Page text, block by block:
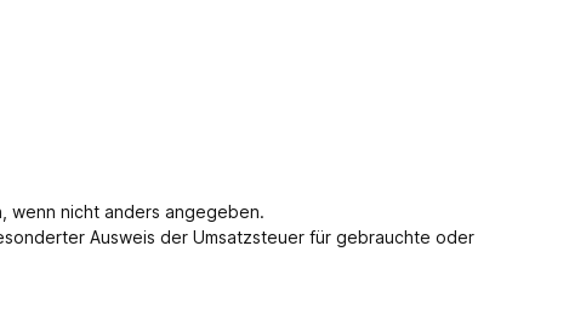
wenn nicht anders angegeben.
Ausweis der Umsatzsteuer für gebrauchte oder